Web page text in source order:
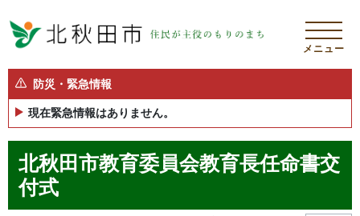
メニュー
防災・緊急情報
現在緊急情報はありません。
北秋田市教育委員会教育長任命書交
付式